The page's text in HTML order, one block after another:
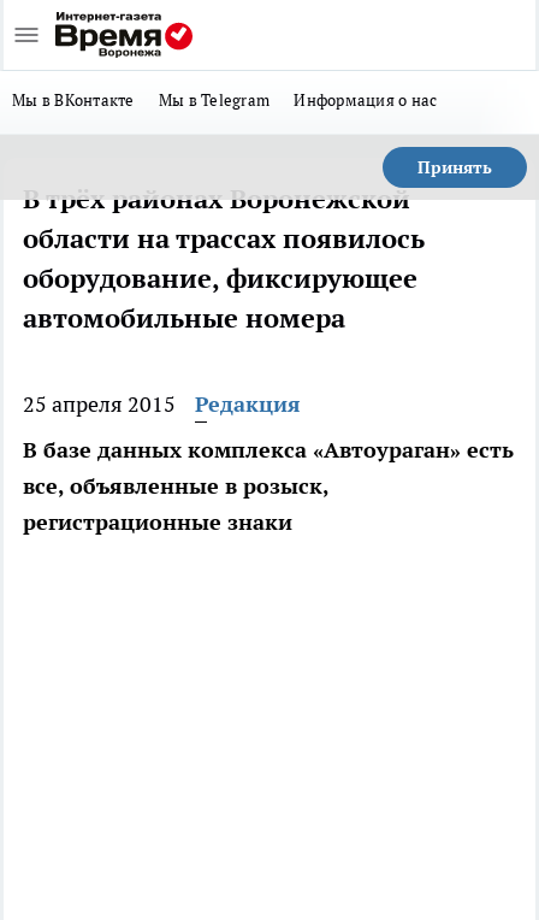
Мы в ВКонтакте Мы в Telegram Информация о нас
Принять
В трёх районах Воронежской
области на трассах появилось
оборудование, фиксирующее
автомобильные номера
25 апреля 2015
Редакция
В базе данных комплекса «Автоураган» есть
все, объявленные в розыск,
регистрационные знаки